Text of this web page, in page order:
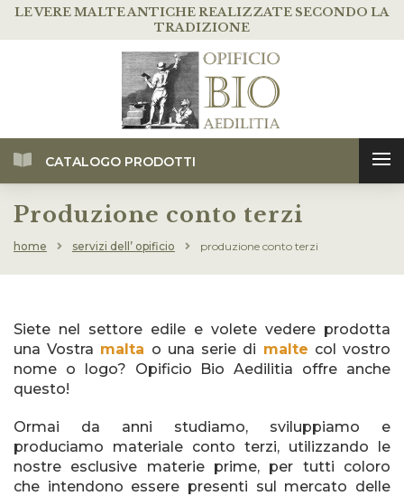
LE VERE MALTE ANTICHEREALIZZATE SECONDO LA
TRADIZIONE
CATALOGO PRODOTTI
Produzione conto terzi
home servizi dell’ opificio produzione conto terzi
Siete nel settore edile e volete vedere prodotta
una Vostra malta o una serie di malte col vostro
nome o logo? Opificio Bio Aedilitia offre anche
questo!
Ormai da anni studiamo, sviluppiamo e
produciamo materiale conto terzi, utilizzando le
nostre esclusive materie prime, per tutti coloro
che intendono essere presenti sul mercato delle